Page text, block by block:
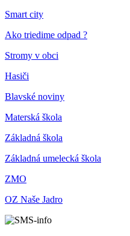
Smart city
Ako triedime odpad ?
Stromy v obci
Hasiči
Blavské noviny
Materská škola
Základná škola
Základná umelecká škola
ZMO
OZ Naše Jadro